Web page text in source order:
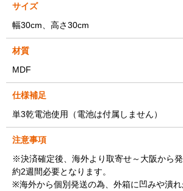
サイズ
幅30cm、高さ30cm
材質
MDF
仕様補足
単3乾電池使用（電池は付属しません）
注意事項
※決済確定後、海外より取寄せ～大阪から
約2週間必要となります。
※海外から個別発送の為、外箱に凹みや潰